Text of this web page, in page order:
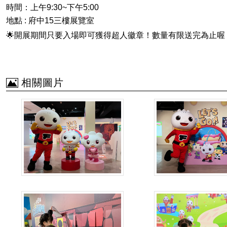
時間：上午9:30~下午5:00
地點 : 府中15三樓展覽室
🌟開展期間只要入場即可獲得超人徽章！數量有限送完為止喔
相關圖片